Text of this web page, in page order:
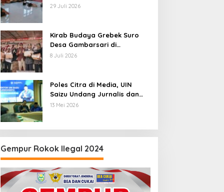
Edukasi Bahaya Narkoba dan
Cilacap
29 Juli 2026
Kirab Budaya Grebek Suro
Desa Gambarsari di
Purbalingga Banjir Apresiasi
8 Juli 2026
Poles Citra di Media, UIN
Saizu Undang Jurnalis dan
Pegiat Medsos
13 Mei 2026
Gempur Rokok Ilegal 2024